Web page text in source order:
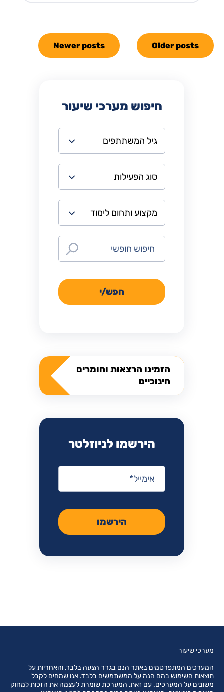
Older posts
Newer posts
חיפוש מערכי שיעור
חפש/י
הזמינו הרצאות וחומרים
חינוכיים
הירשמו לניוזלטר
אימייל
הירשמו
מערכי שיעור
המערכים המתפרסמים באתר הנם בגדר הצעה בלבד, והאחריות על
תוצאות השימוש בהם הנה על המשתמשים בלבד. אנו שמחים לקבל
משובים על המערכים. עם זאת, המערכת שומרת לעצמה את הזכות למחוק